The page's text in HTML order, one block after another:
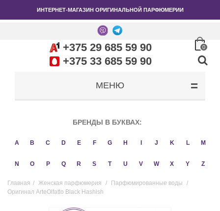
ИНТЕРНЕТ-МАГАЗИН ОРИГИНАЛЬНОЙ ПАРФЮМЕРИИ
+375 29 685 59 90
+375 33 685 59 90
0
МЕНЮ
БРЕНДЫ В БУКВАХ:
A B C D E F G H J K L M
N O P Q R S T U V W X Y Z
Главная / Женская парфюмерия / Парфюмированные воды
/
Оригинал ArteOlfatto Black Hashish